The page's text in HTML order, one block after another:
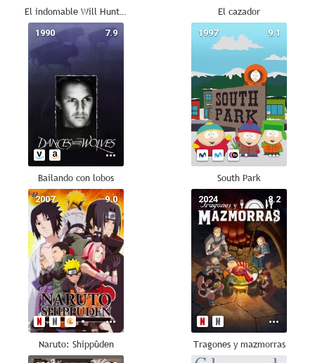
El indomable Will Hunting El cazador
7.9
1990
Bailando con lobos
9.1
1997
South Park
9.0
2007
Naruto: Shippûden
8.2
2024
Tragones y mazmorras